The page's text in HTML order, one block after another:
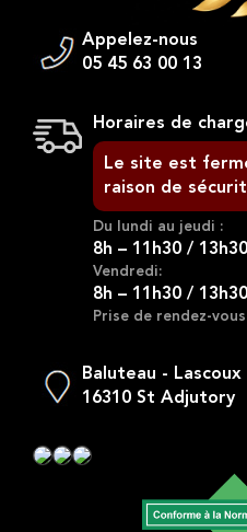
Appelez-nous
05 45 63 00 13
Horaires de
Le site est
raison de
Du lundi au jeudi :
8h – 11h30 /
Vendredi:
8h – 11h30 /
Prise de rendez-
Baluteau - Lascoux
16310 St Adjutory